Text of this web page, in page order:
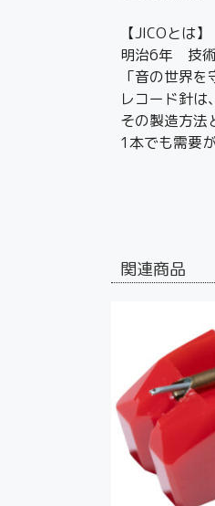
【JICOとは】
明治6年 技術
「音の世界
レコード針は
その製造方法
1本でも需要
関連商品